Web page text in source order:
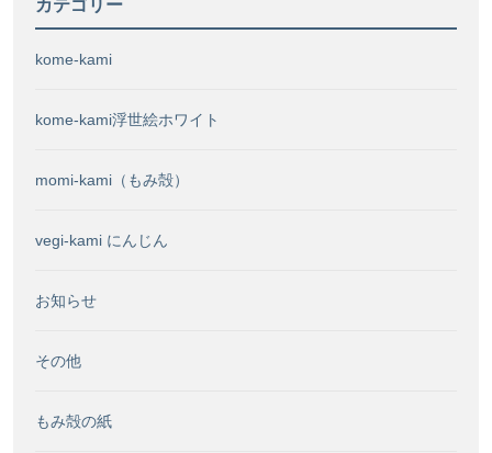
し
カテゴリー
kome-kami
kome-kami浮世絵ホワイト
momi-kami（もみ殻）
vegi-kami にんじん
お知らせ
その他
もみ殻の紙